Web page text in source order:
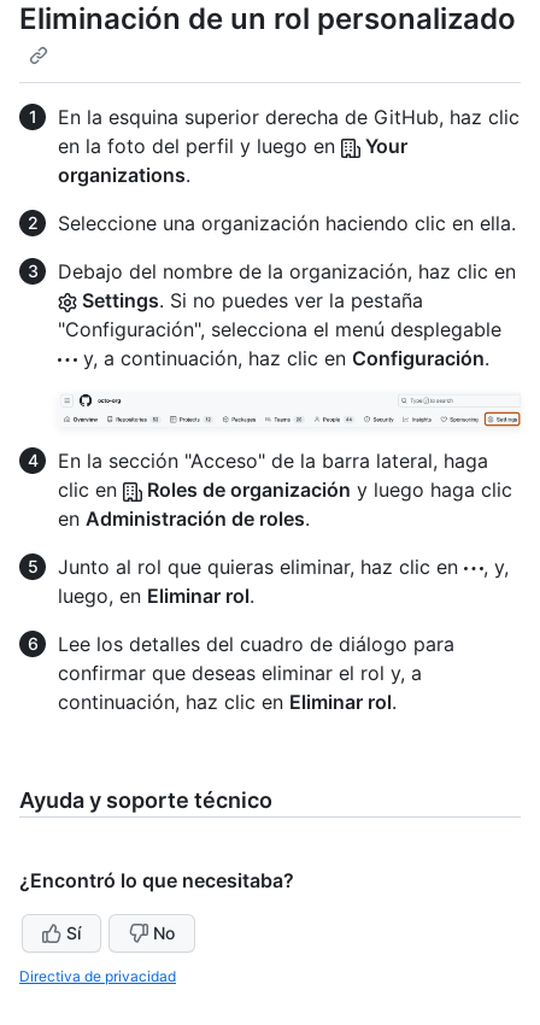
Eliminación de un rol personalizado
En la esquina superior derecha de GitHub, haz clic
en la foto del perfil y luego en
Your
organizations.
Seleccione una organización haciendo clic en ella.
Debajo del nombre de la organización, haz clic en
Settings. Si no puedes ver la pestaña
"Configuración", selecciona el menú desplegable
y, a continuación, haz clic en Configuración.
En la sección "Acceso" de la barra lateral, haga
clic en
Roles de organización y luego haga clic
en Administración de roles.
Junto al rol que quieras eliminar, haz clic en
, y,
luego, en Eliminar rol.
Lee los detalles del cuadro de diálogo para
confirmar que deseas eliminar el rol y, a
continuación, haz clic en Eliminar rol.
Ayuda y soporte técnico
¿Encontró lo que necesitaba?
Sí No
Directiva de privacidad